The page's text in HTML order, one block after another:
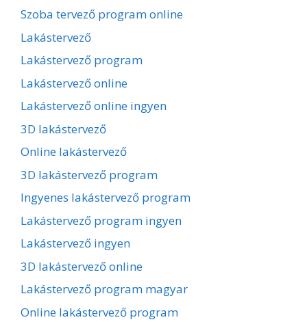
Szoba tervező program online
Lakástervező
Lakástervező program
Lakástervező online
Lakástervező online ingyen
3D lakástervező
Online lakástervező
3D lakástervező program
Ingyenes lakástervező program
Lakástervező program ingyen
Lakástervező ingyen
3D lakástervező online
Lakástervező program magyar
Online lakástervező program